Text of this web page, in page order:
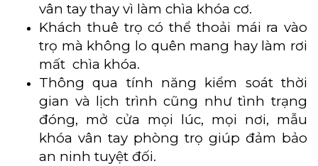
vân tay thay vì làm chìa khóa cơ.
Khách thuê trọ có thể thoải mái ra vào
trọ mà không lo quên mang hay làm rơi
mất chìa khóa.
Thông qua tính năng kiểm soát thời
gian và lịch trình cũng như tình trạng
đóng, mở cửa mọi lúc, mọi nơi, mẫu
khóa vân tay phòng trọ giúp đảm bảo
an ninh tuyệt đối.